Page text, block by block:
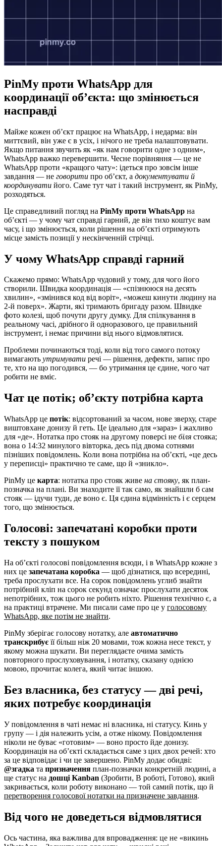
PinMy проти WhatsApp для
координації об’єкта: що змінюється
насправді
Майже кожен об’єкт працює на WhatsApp, і недарма: він
миттєвий, він уже є в усіх, і нічого не треба налаштовувати.
Якщо питання звучить як «як нам говорити одне з одним»,
WhatsApp важко перевершити. Чесне порівняння — це не
WhatsApp проти «кращого чату»: ідеться про зовсім інше
завдання — не говорити про об’єкт, а документувати й
координувати його. Саме тут чат і такий інструмент, як PinMy,
розходяться.
Це справедливий погляд на PinMy проти WhatsApp на
об’єкті — у чому чат справді гарний, де він тихо коштує вам
часу, і що змінюється, коли рішення на об’єкті отримують
місце замість позиції у нескінченній стрічці.
У чому WhatsApp справді гарний
Скажемо прямо: WhatsApp чудовий у тому, для чого його
створили. Швидка координація — «спізнююся на десять
хвилин», «змінився код від воріт», «можеш кинути людину на
2-й поверх». Жарти, які тримають бригаду разом. Швидке
фото колезі, щоб почути другу думку. Для спілкування в
реальному часі, дрібного й одноразового, це правильний
інструмент, і немає причини від нього відмовлятися.
Проблеми починаються тоді, коли від того самого потоку
вимагають утримувати речі — рішення, дефекти, запис про
те, хто на що погодився, — бо утримання це єдине, чого чат
робити не вміє.
Чат це потік; об’єкту потрібна карта
WhatsApp це потік: відсортований за часом, нове зверху, старе
виштовхане донизу й геть. Це ідеально для «зараз» і жахливо
для «де». Нотатка про стояк на другому поверсі не біля стояка;
вона о 14:32 минулого вівторка, десь під двома сотнями
пізніших повідомлень. Коли вона потрібна на об’єкті, «це десь
у переписці» практично те саме, що й «зникло».
PinMy це карта: нотатка про стояк живе на стояку, як план-
позначка на плані. Ви знаходите її так само, як знайшли б сам
стояк — ідучи туди, де воно є. Ця єдина відмінність і є серцем
того, що змінюється.
Голосові: запечатані коробки проти
тексту з пошуком
На об’єкті голосові повідомлення всюди, і в WhatsApp кожне з
них це запечатана коробка — щоб дізнатися, що всередині,
треба прослухати все. На сорок повідомлень углиб знайти
потрібний кліп на сорок секунд означає прослухати десяток
непотрібних, тож цього не робить ніхто. Рішення технічно є, а
на практиці втрачене. Ми писали саме про це у голосовому
WhatsApp, яке потім не знайти.
PinMy зберігає голосову нотатку, але автоматично
транскрибує її більш ніж 20 мовами, тож кожна несе текст, у
якому можна шукати. Ви переглядаєте очима замість
повторного прослуховування, і нотатку, сказану однією
мовою, прочитає колега, який читає іншою.
Без власника, без статусу — дві речі,
яких потребує координація
У повідомлення в чаті немає ні власника, ні статусу. Кинь у
групу — і дія належить усім, а отже нікому. Повідомлення
ніколи не буває «готовим» — воно просто йде донизу.
Координація на об’єкті складається саме з цих двох речей: хто
за це відповідає і чи це завершено. PinMy додає обидві:
@згадка та призначення план-позначки конкретній людині, а
ще статус на дошці Kanban (Зробити, В роботі, Готово), який
закривається, коли роботу виконано — той самий потік, що й
перетворення голосової нотатки на призначене завдання.
Від чого не доведеться відмовлятися
Ось частина, яка важлива для впровадження: це не «викинь